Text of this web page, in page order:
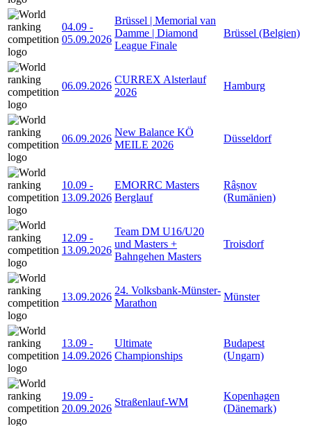
04.09 -
05.09.2026
Brüssel | Memorial van
Damme | Diamond
League Finale
Brüssel (Belgien)
06.09.2026
CURREX Alsterlauf
2026
Hamburg
06.09.2026
New Balance KÖ
MEILE 2026
Düsseldorf
10.09 -
13.09.2026
EMORRC Masters
Berglauf
Râșnov
(Rumänien)
12.09 -
13.09.2026
Team DM U16/U20
und Masters +
Bahngehen Masters
Troisdorf
13.09.2026
24. Volksbank-Münster-
Marathon
Münster
13.09 -
14.09.2026
Ultimate
Championships
Budapest
(Ungarn)
19.09 -
20.09.2026
Straßenlauf-WM
Kopenhagen
(Dänemark)